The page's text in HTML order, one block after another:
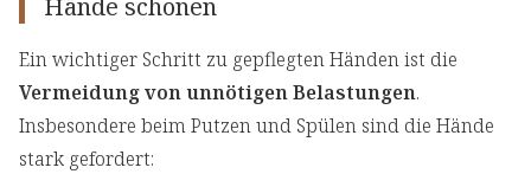
Hände schonen
Ein wichtiger Schritt zu gepflegten Händen ist die
Vermeidung von unnötigen Belastungen.
Insbesondere beim Putzen und Spülen sind die Hände
stark gefordert: